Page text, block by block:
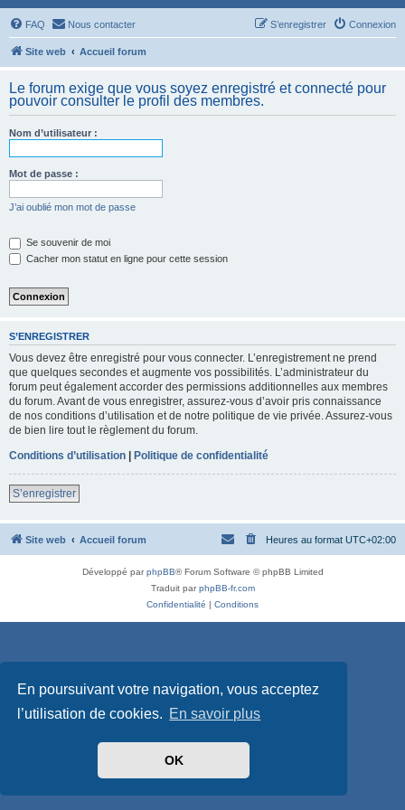
En poursuivant votre navigation, vous acceptez
l’utilisation de cookies. En savoir plus
OK
FAQ Nous contacter Connexion
S’enregistrer
Site web Accueil forum
Le forum exige que vous soyez enregistré et connecté pour
pouvoir consulter le profil des membres.
Nom d’utilisateur :
Mot de passe :
J’ai oublié mon mot de passe
Se souvenir de moi
Cacher mon statut en ligne pour cette session
S’ENREGISTRER
Vous devez être enregistré pour vous connecter. L’enregistrement ne prend
que quelques secondes et augmente vos possibilités. L’administrateur du
forum peut également accorder des permissions additionnelles aux membres
du forum. Avant de vous enregistrer, assurez-vous d’avoir pris connaissance
de nos conditions d’utilisation et de notre politique de vie privée. Assurez-vous
de bien lire tout le règlement du forum.
Conditions d’utilisation | Politique de confidentialité
S’enregistrer
Site web Accueil forum Heures au format UTC+02:00
Développé parphpBB® Forum Software © phpBB Limited
Traduit parphpBB-fr.com
Confidentialité | Conditions